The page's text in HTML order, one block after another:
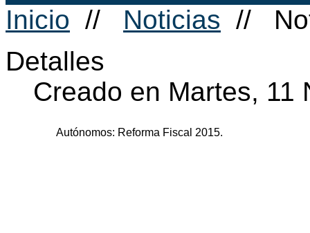
Inicio // Noticias //
Detalles
Creado en Martes, 11
Autónomos: Reforma Fiscal 2015.